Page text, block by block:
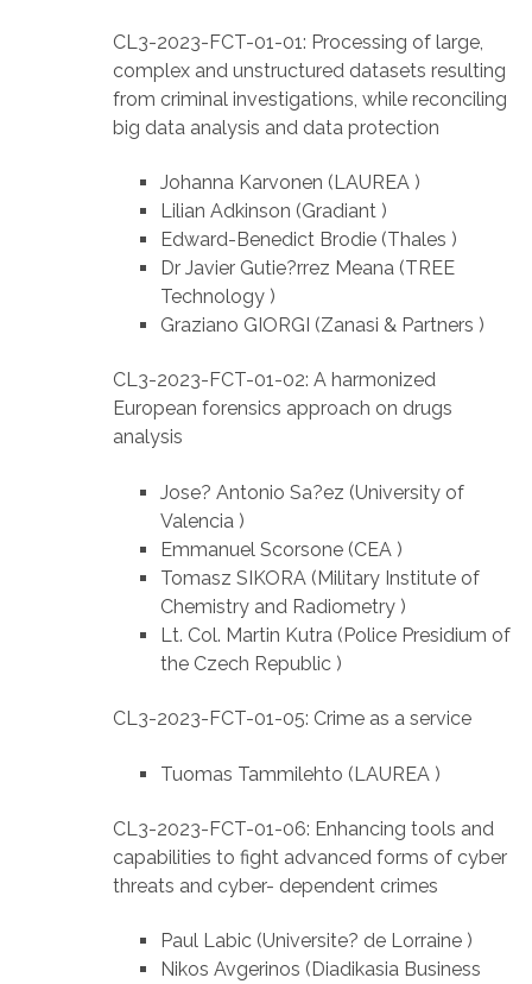
CL3-2023-FCT-01-01: Processing of large,
complex and unstructured datasets resulting
from criminal investigations, while reconciling
big data analysis and data protection
Johanna Karvonen (LAUREA )
Lilian Adkinson (Gradiant )
Edward-Benedict Brodie (Thales )
Dr Javier Gutie?rrez Meana (TREE
Technology )
Graziano GIORGI (Zanasi & Partners )
CL3-2023-FCT-01-02: A harmonized
European forensics approach on drugs
analysis
Jose? Antonio Sa?ez (University of
Valencia )
Emmanuel Scorsone (CEA )
Tomasz SIKORA (Military Institute of
Chemistry and Radiometry )
Lt. Col. Martin Kutra (Police Presidium of
the Czech Republic )
CL3-2023-FCT-01-05: Crime as a service
Tuomas Tammilehto (LAUREA )
CL3-2023-FCT-01-06: Enhancing tools and
capabilities to fight advanced forms of cyber
threats and cyber- dependent crimes
Paul Labic (Universite? de Lorraine )
Nikos Avgerinos (Diadikasia Business